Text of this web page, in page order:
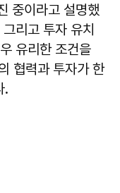
중이라고 설명했
리고 투자 유치
유리한 조건을
협력과 투자가 한
.